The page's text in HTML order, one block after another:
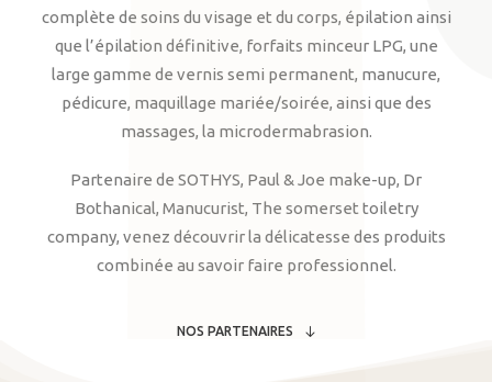
complète de soins du visage et du corps, épilation ainsi
que l’épilation définitive, forfaits minceur LPG, une
large gamme de vernis semi permanent, manucure,
pédicure, maquillage mariée/soirée, ainsi que des
massages, la microdermabrasion.
Partenaire de SOTHYS, Paul & Joe make-up, Dr
Bothanical, Manucurist, The somerset toiletry
company, venez découvrir la délicatesse des produits
combinée au savoir faire professionnel.
NOS PARTENAIRES